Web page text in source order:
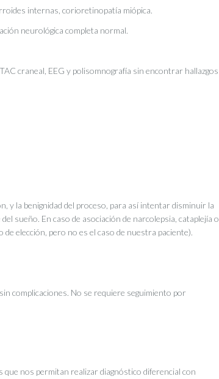
internas, corioretinopatía miópica.
neurológica completa normal.
craneal, EEG y polisomnografía sin encontrar hallazgos
y la benignidad del proceso, para así intentar disminuir la
sueño. En caso de asociación de narcolepsia, cataplejía o
elección, pero no es el caso de nuestra paciente).
complicaciones. No se requiere seguimiento por
nos permitan realizar diagnóstico diferencial con